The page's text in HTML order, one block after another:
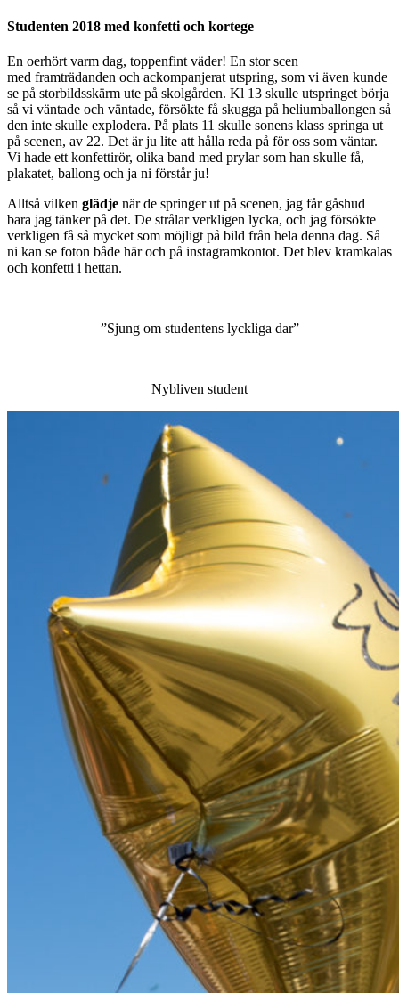
Studenten 2018 med konfetti och kortege
En oerhört varm dag, toppenfint väder! En stor scen
med framträdanden och ackompanjerat utspring, som vi även kunde
se på storbildsskärm ute på skolgården. Kl 13 skulle utspringet börja
så vi väntade och väntade, försökte få skugga på heliumballongen så
den inte skulle explodera. På plats 11 skulle sonens klass springa ut
på scenen, av 22. Det är ju lite att hålla reda på för oss som väntar.
Vi hade ett konfettirör, olika band med prylar som han skulle få,
plakatet, ballong och ja ni förstår ju!
Alltså vilken glädje när de springer ut på scenen, jag får gåshud
bara jag tänker på det. De strålar verkligen lycka, och jag försökte
verkligen få så mycket som möjligt på bild från hela denna dag. Så
ni kan se foton både här och på instagramkontot. Det blev kramkalas
och konfetti i hettan.
”Sjung om studentens lyckliga dar”
Nybliven student